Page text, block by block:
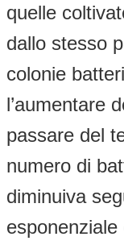
quelle
dallo stesso
colonie
l’aumentare
passare del
numero di
diminuiva